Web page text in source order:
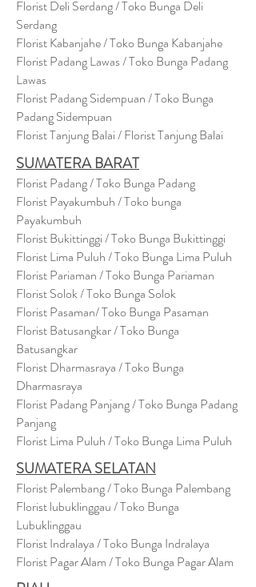
Florist Deli Serdang / Toko Bunga Deli
Serdang
Florist Kabanjahe / Toko Bunga Kabanjahe
Florist Padang Lawas / Toko Bunga Padang
Lawas
Florist Padang Sidempuan / Toko Bunga
Padang Sidempuan
Florist Tanjung Balai / Florist Tanjung Balai
SUMATERA BARAT
Florist Padang / Toko Bunga Padang
Florist Payakumbuh / Toko bunga
Payakumbuh
Florist Bukittinggi / Toko Bunga Bukittinggi
Florist Lima Puluh / Toko Bunga Lima Puluh
Florist Pariaman / Toko Bunga Pariaman
Florist Solok / Toko Bunga Solok
Florist Pasaman/ Toko Bunga Pasaman
Florist Batusangkar / Toko Bunga
Batusangkar
Florist Dharmasraya / Toko Bunga
Dharmasraya
Florist Padang Panjang / Toko Bunga Padang
Panjang
Florist Lima Puluh / Toko Bunga Lima Puluh
SUMATERA SELATAN
Florist Palembang / Toko Bunga Palembang
Florist lubuklinggau / Toko Bunga
Lubuklinggau
Florist Indralaya / Toko Bunga Indralaya
Florist Pagar Alam / Toko Bunga Pagar Alam